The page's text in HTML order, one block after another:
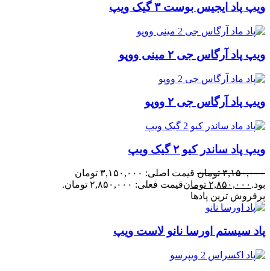
ویپ پاد ایجیس بوست ۳ گیک ویپ
ویپ پاد آرگاس جی ۲ مینی ووپو
ویپ پاد آرگاس جی ۲ ووپو
ویپ پاد ساندر کیو ۲ گیک ویپ
۳,۱۵۰,۰۰۰ تومان
قیمت اصلی: ۳,۱۵۰,۰۰۰ تومان
بود. ۲,۸۵۰,۰۰۰ تومانقیمت فعلی: ۲,۸۵۰,۰۰۰ تومان.
پرفروش ترین پادها
پاد سیستم اورسا نانو لاست ویپ